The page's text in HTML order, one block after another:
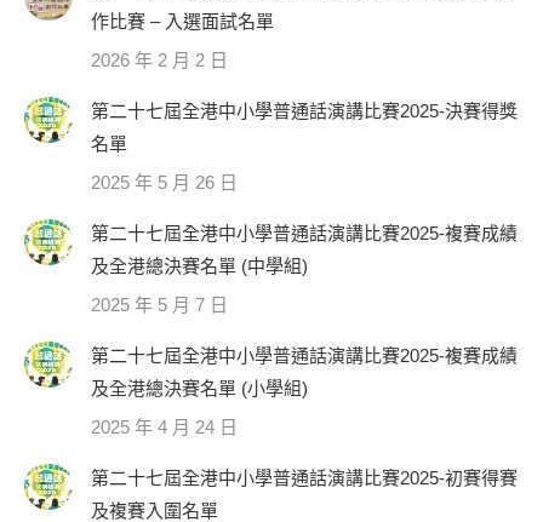
作比賽 – 入選面試名單
2026 年 2 月 2 日
第二十七屆全港中小學普通話演講比賽2025-決賽得獎
名單
2025 年 5 月 26 日
第二十七屆全港中小學普通話演講比賽2025-複賽成績
及全港總決賽名單 (中學組)
2025 年 5 月 7 日
第二十七屆全港中小學普通話演講比賽2025-複賽成績
及全港總決賽名單 (小學組)
2025 年 4 月 24 日
第二十七屆全港中小學普通話演講比賽2025-初賽得賽
及複賽入圍名單